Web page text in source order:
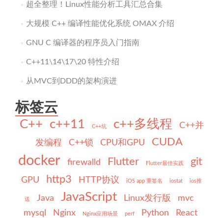
超全整理！Linux性能分析工具汇总合集
大规模 C++ 编译性能优化系统 OMAX 介绍
GNU C 编译器的程序员入门指南
C++11\14\17\20 特性介绍
从MVC到DDD的架构演进
标签云
C++ c++11 C++坑 c++多线程 C++并
发编程 C++锁 CPU和GPU CUDA
docker firewalld Flutter Flutter最佳实践 git
GPU http3 HTTP协议 iOS app 重签名 iostat ios推
送 Java JavaScript Linux发行版
mvc
mysql
Nginx Nginx应用场景 perf Python
React